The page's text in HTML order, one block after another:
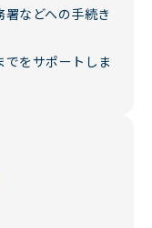
などへの手続き
をサポートしま